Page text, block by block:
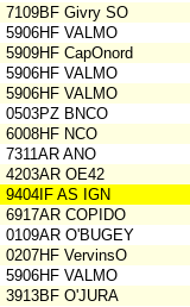
7109BF Givry SO
5906HF VALMO
5909HF CapOnord
5906HF VALMO
5906HF VALMO
0503PZ BNCO
6008HF NCO
7311AR ANO
4203AR OE42
9404IF AS IGN
6917AR COPIDO
0109AR O'BUGEY
0207HF VervinsO
5906HF VALMO
3913BF O'JURA